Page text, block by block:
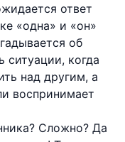
ответ
«одна» и «он»
об
когда
над другим, а
воспринимает
Сложно? Да